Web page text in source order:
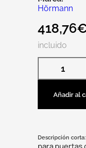
Hörmann
418,76
incluido
Añadir al
Descripción corta: